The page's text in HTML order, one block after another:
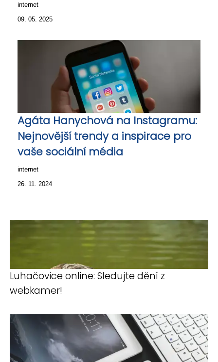
internet
09. 05. 2025
Agáta Hanychová na Instagramu:
Nejnovější trendy a inspirace pro
vaše sociální média
internet
26. 11. 2024
Luhačovice online: Sledujte dění z
webkamer!